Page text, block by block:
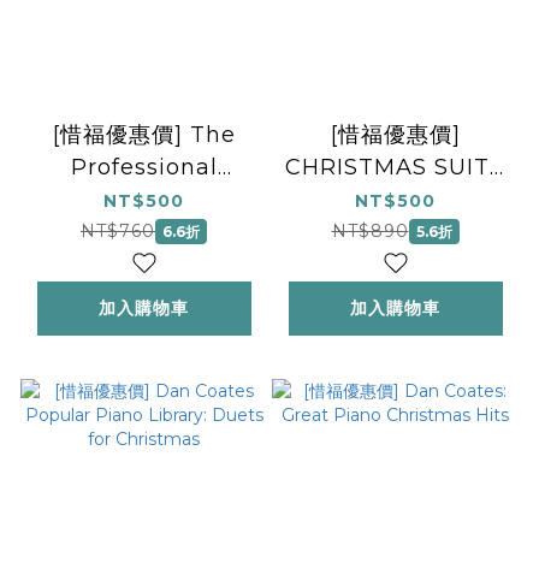
[惜福優惠價] The
Professional
Pianist: Solos for
Christmas
NT$500
NT$760 6.6折
加入購物車
[惜福優惠價]
CHRISTMAS SUITE
COLLECTION THE
NT$500
NT$890 5.6折
加入購物車